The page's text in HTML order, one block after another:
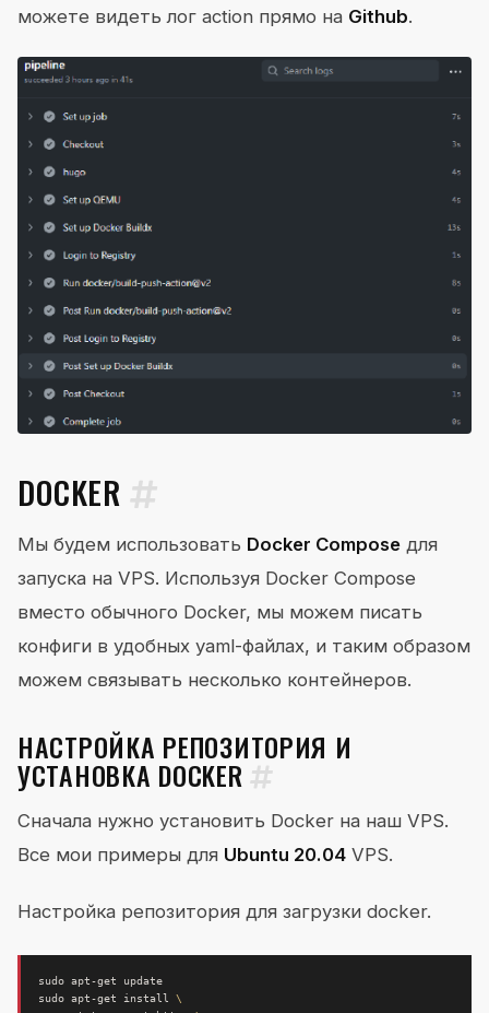
можете видеть лог action прямо на Github.
DOCKER
Мы будем использовать Docker Compose для
запуска на VPS. Используя Docker Compose
вместо обычного Docker, мы можем писать
конфиги в удобных yaml-файлах, и таким образом
можем связывать несколько контейнеров.
НАСТРОЙКА РЕПОЗИТОРИЯ И
УСТАНОВКА DOCKER
Сначала нужно установить Docker на наш VPS.
Все мои примеры для Ubuntu 20.04 VPS.
Настройка репозитория для загрузки docker.
sudo apt-get install